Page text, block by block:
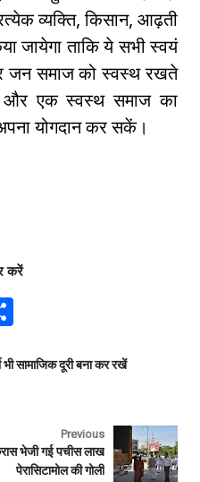
व्यक्ति, किसान, आढ़ती
जायेगा ताकि ये सभी स्वयं
जन समाज को स्वस्थ रखते
और एक स्वस्थ समाज का
योगदान कर सकें।
करें
eसामाजिक दूरी बना कर रखें
Previous
भेजी गई पचीस लाख
पेरासिटामोल की गोली